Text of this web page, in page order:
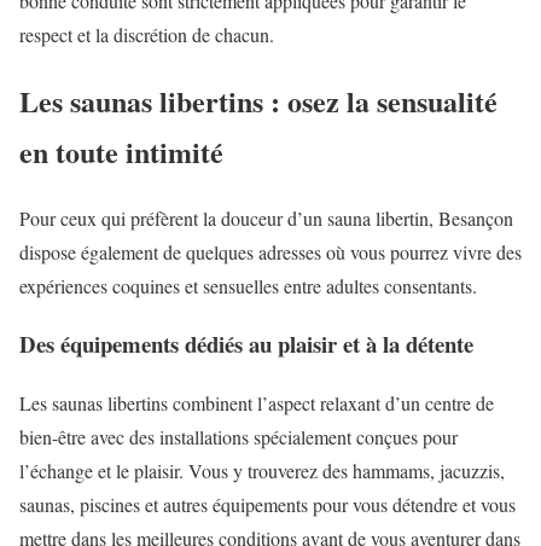
respect et la discrétion de chacun.
Les saunas libertins : osez la sensualité
en toute intimité
Pour ceux qui préfèrent la douceur d’un sauna libertin, Besançon
dispose également de quelques adresses où vous pourrez vivre des
expériences coquines et sensuelles entre adultes consentants.
Des équipements dédiés au plaisir et à la détente
Les saunas libertins combinent l’aspect relaxant d’un centre de
bien-être avec des installations spécialement conçues pour
l’échange et le plaisir. Vous y trouverez des hammams, jacuzzis,
saunas, piscines et autres équipements pour vous détendre et vous
mettre dans les meilleures conditions avant de vous aventurer dans